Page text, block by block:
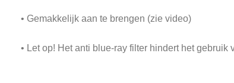
• Gemakkelijk aan te brengen (zie video)
• Let op! Het anti blue-ray filter hindert het gebruik